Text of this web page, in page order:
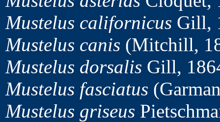
Mustelus californicus Gill,
Mustelus canis (Mitchill,
Mustelus dorsalis Gill,
Mustelus fasciatus
Mustelus griseus